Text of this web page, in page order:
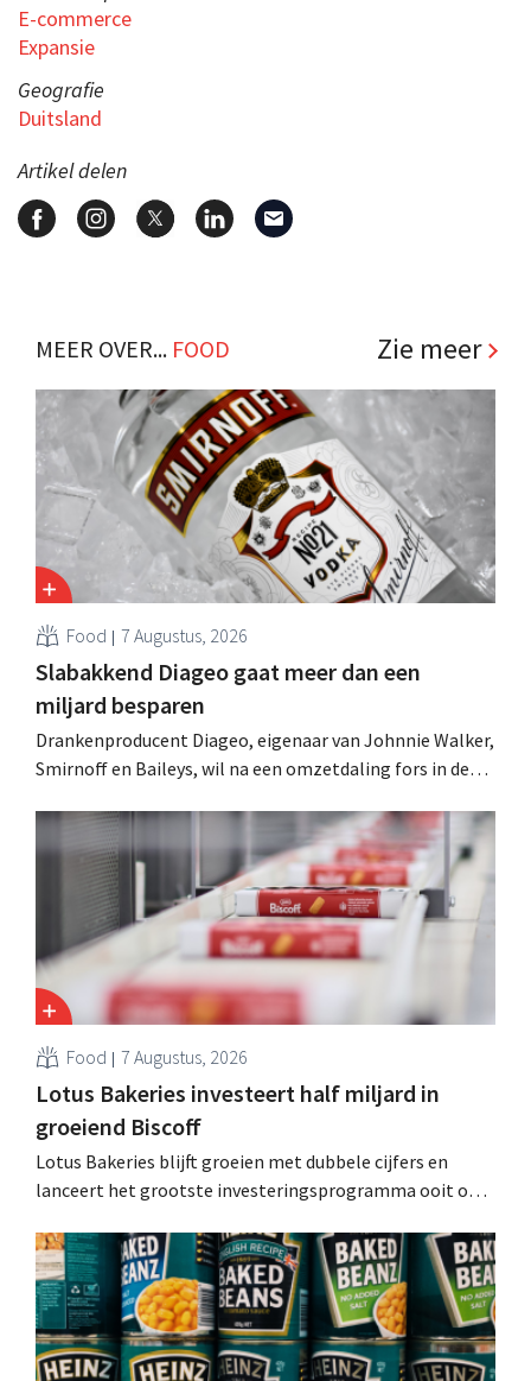
E-commerce
Expansie
Geografie
Duitsland
Artikel delen
MEER OVER... FOOD Zie meer
Food 7 Augustus, 2026
Slabakkend Diageo gaat meer dan een
miljard besparen
Drankenproducent Diageo, eigenaar van Johnnie Walker,
Smirnoff en Baileys, wil na een omzetdaling fors in de
andere Guiness en voorgemixte cocktails.
Food 7 Augustus, 2026
Lotus Bakeries investeert half miljard in
groeiend Biscoff
Lotus Bakeries blijft groeien met dubbele cijfers en
lanceert het grootste investeringsprogramma ooit om
moeten dit momentum grijpen”.